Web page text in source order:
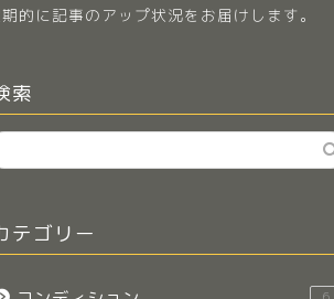
的に記事のアップ状況をお届けします。
索
テゴリー